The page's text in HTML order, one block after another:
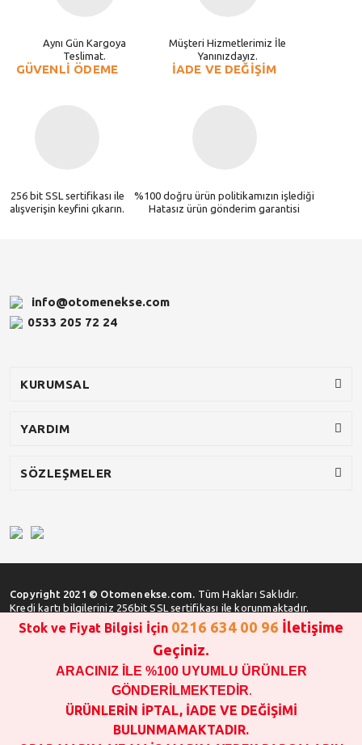
Aynı Gün Kargoya
Teslimat.
Müşteri Hizmetlerimiz İle
Yanınızdayız.
GÜVENLİ ÖDEME
256 bit SSL sertifikası ile
alışverişin keyfini çıkarın.
İADE VE DEĞİŞİM
%100 doğru ürün politikamızın işlediği
Hatasız ürün gönderim garantisi
info@otomenekse.com
0533 205 72 24
KURUMSAL
YARDIM
SÖZLEŞMELER
Copyright 2021 © Otomenekse.com. Tüm Hakları Saklıdır.
Kredi kartı bilgileriniz 256bit SSL sertifikası ile korunmaktadır.
SATIN ALMA İŞLEMİ YAPMADAN ÖNCE
STOK VE FİYAT BİLGİSİ ALINIZ !!!
1000 TL VE ÜSTÜ SİPARİŞ VERİLEBİLİR!!!
OPAR MARKA VE MAİS MARKA YEDEK PARÇALARIN
GARANTİSİ YOKTUR!!!!!!!!!!!
Stok ve Fiyat Bilgisi İçin 0216 634 00 96 İletişime
Geçiniz.
ARACINIZ İLE %100 UYUMLU ÜRÜNLER
GÖNDERİLMEKTEDİR.
ÜRÜNLERİN İPTAL, İADE VE DEĞİŞİMİ
BULUNMAMAKTADIR.